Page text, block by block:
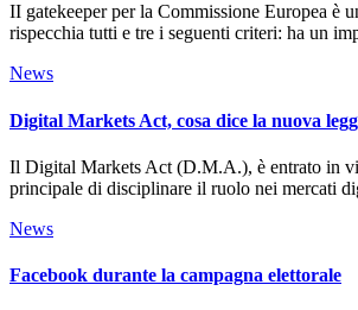
II gatekeeper per la Commissione Europea è
rispecchia tutti e tre i seguenti criteri: ha un
News
Digital Markets Act, cosa dice la nuova
Il Digital Markets Act (D.M.A.), è entrato in
principale di disciplinare il ruolo nei mercati
News
Facebook durante la campagna elettorale